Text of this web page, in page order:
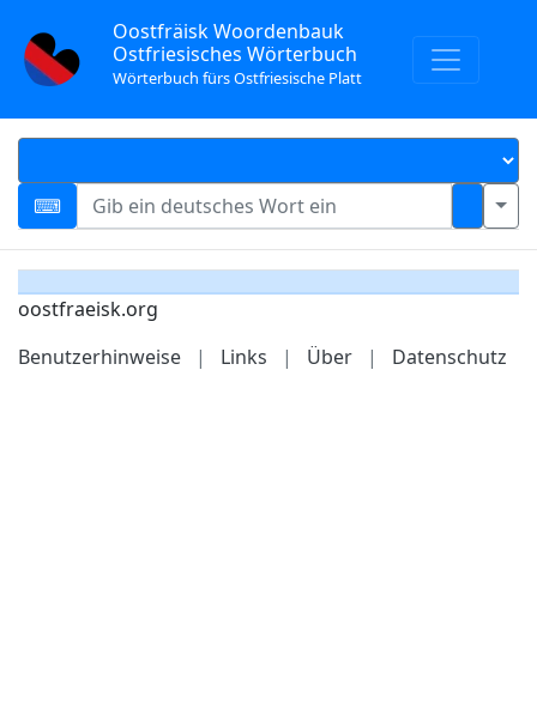
Oostfräisk Woordenbauk
Ostfriesisches Wörterbuch
Wörterbuch fürs Ostfriesische Platt
oostfraeisk.org
Benutzerhinweise
| Links | Über | Datenschutz